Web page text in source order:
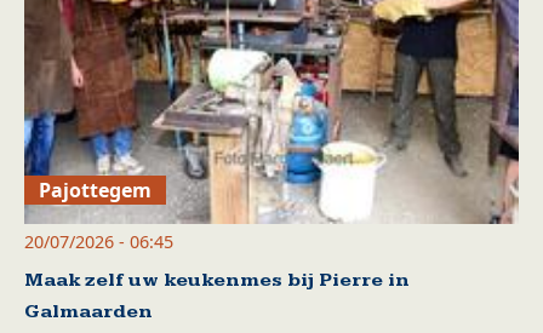
Pajottegem
20/07/2026 - 06:45
Maak zelf uw keukenmes bij Pierre in
Galmaarden